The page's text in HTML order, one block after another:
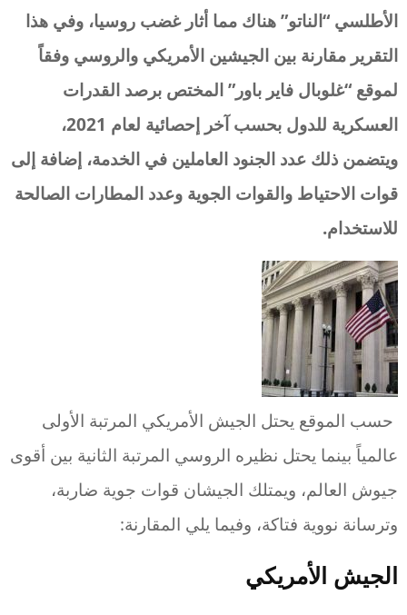
الأطلسي “الناتو” هناك مما أثار غضب روسيا، وفي هذا
التقرير مقارنة بين الجيشين الأمريكي والروسي وفقاً
لموقع “غلوبال فاير باور” المختص برصد القدرات
العسكرية للدول بحسب آخر إحصائية لعام 2021،
ويتضمن ذلك عدد الجنود العاملين في الخدمة، إضافة إلى
قوات الاحتياط والقوات الجوية وعدد المطارات الصالحة
للاستخدام.
حسب الموقع يحتل الجيش الأمريكي المرتبة الأولى
عالمياً بينما يحتل نظيره الروسي المرتبة الثانية بين أقوى
جيوش العالم، ويمتلك الجيشان قوات جوية ضاربة،
وترسانة نووية فتاكة، وفيما يلي المقارنة:
الجيش الأمريكي